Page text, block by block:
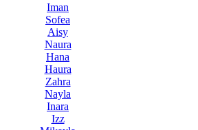
Iman
Sofea
Aisy
Naura
Hana
Haura
Zahra
Nayla
Inara
Izz